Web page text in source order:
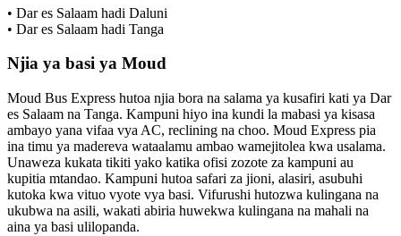
• Dar es Salaam hadi Daluni
• Dar es Salaam hadi Tanga
Njia ya basi ya Moud
Moud Bus Express hutoa njia bora na salama ya kusafiri kati ya Dar
es Salaam na Tanga. Kampuni hiyo ina kundi la mabasi ya kisasa
ambayo yana vifaa vya AC, reclining na choo. Moud Express pia
ina timu ya madereva wataalamu ambao wamejitolea kwa usalama.
Unaweza kukata tikiti yako katika ofisi zozote za kampuni au
kupitia mtandao. Kampuni hutoa safari za jioni, alasiri, asubuhi
kutoka kwa vituo vyote vya basi. Vifurushi hutozwa kulingana na
ukubwa na asili, wakati abiria huwekwa kulingana na mahali na
aina ya basi ulilopanda.